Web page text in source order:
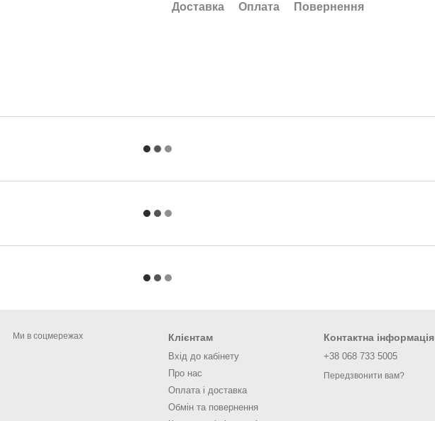
Доставка Оплата Повернення
Ми в соцмережах Клієнтам
Вхід до кабінету
Про нас
Оплата і доставка
Обмін та повернення
Контактна інформація
+38 068 733 5005
Передзвонити вам?